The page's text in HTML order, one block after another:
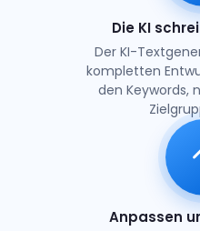
Die KI
Der KI-
kompletten
den Keywords,
Anpassen